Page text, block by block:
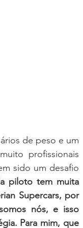
de peso e um
profissionais
sido um desafio
piloto tem muita
Supercars, por
nós, e isso
Para mim, que